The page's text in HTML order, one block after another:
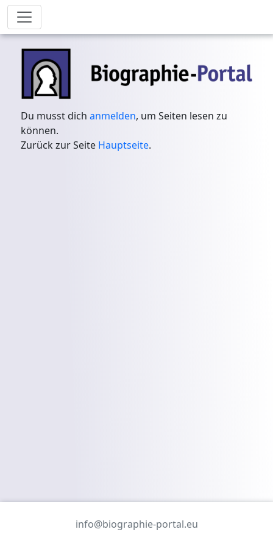
Du musst dichanmelden, um Seiten lesen zu
können.
Zurück zur Seite Hauptseite.
info@biographie-portal.eu